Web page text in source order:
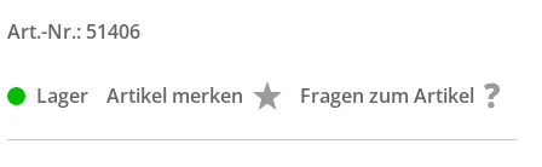
Art.-Nr.: 51406
Lager Artikel merken Fragen zum Artikel